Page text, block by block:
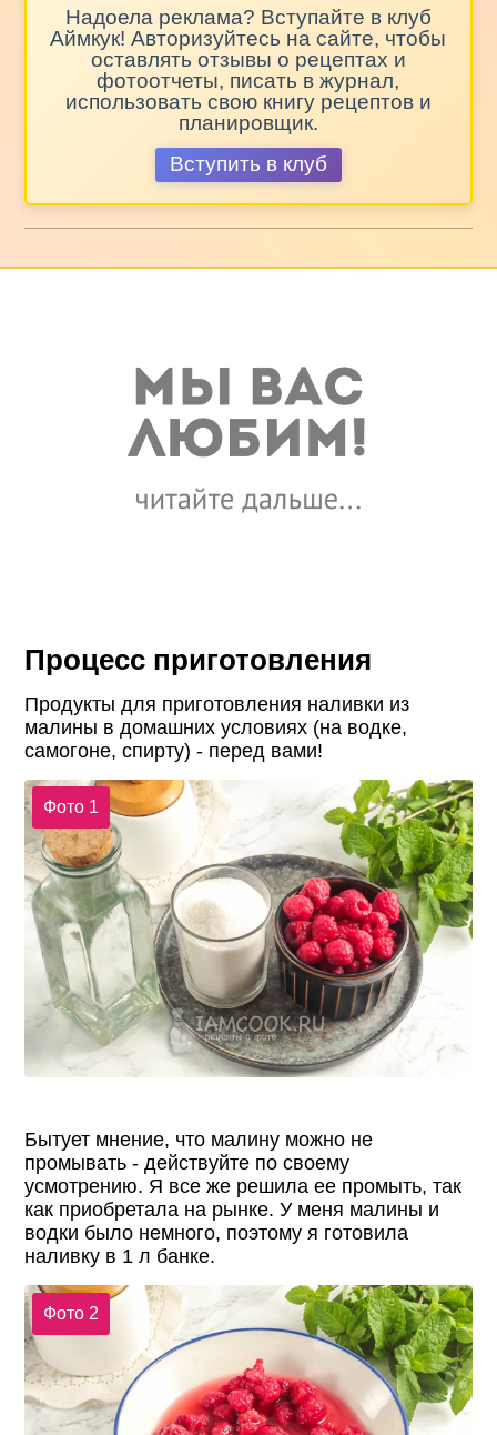
Надоела реклама? Вступайте в клуб
Аймкук! Авторизуйтесь на сайте, чтобы
оставлять отзывы о рецептах и
фотоотчеты, писать в журнал,
использовать свою книгу рецептов и
планировщик.
Вступить в клуб
Процесс приготовления
Продукты для приготовления наливки из
малины в домашних условиях (на водке,
самогоне, спирту) - перед вами!
Фото 1
Бытует мнение, что малину можно не
промывать - действуйте по своему
усмотрению. Я все же решила ее промыть, так
как приобретала на рынке. У меня малины и
водки было немного, поэтому я готовила
наливку в 1 л банке.
Фото 2